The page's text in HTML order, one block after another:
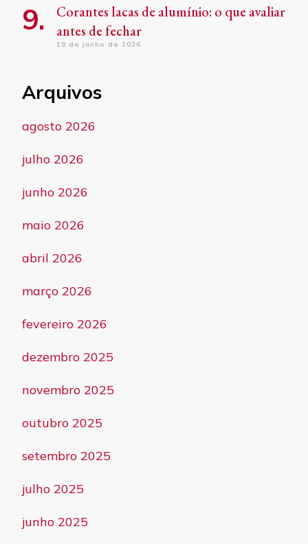
Corantes lacas de alumínio: o que avaliar
antes de fechar
19 de junho de 2026
Arquivos
agosto 2026
julho 2026
junho 2026
maio 2026
abril 2026
março 2026
fevereiro 2026
dezembro 2025
novembro 2025
outubro 2025
setembro 2025
julho 2025
junho 2025